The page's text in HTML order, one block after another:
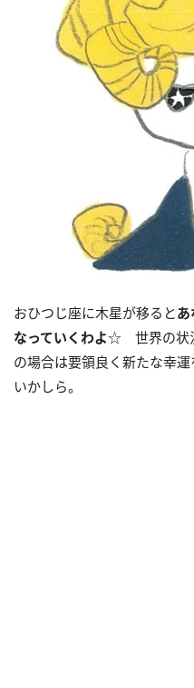
おひつじ座に木星が移ると
なっていくわよ☆ 世界の状
の場合は要領良く新たな幸
いかしら。